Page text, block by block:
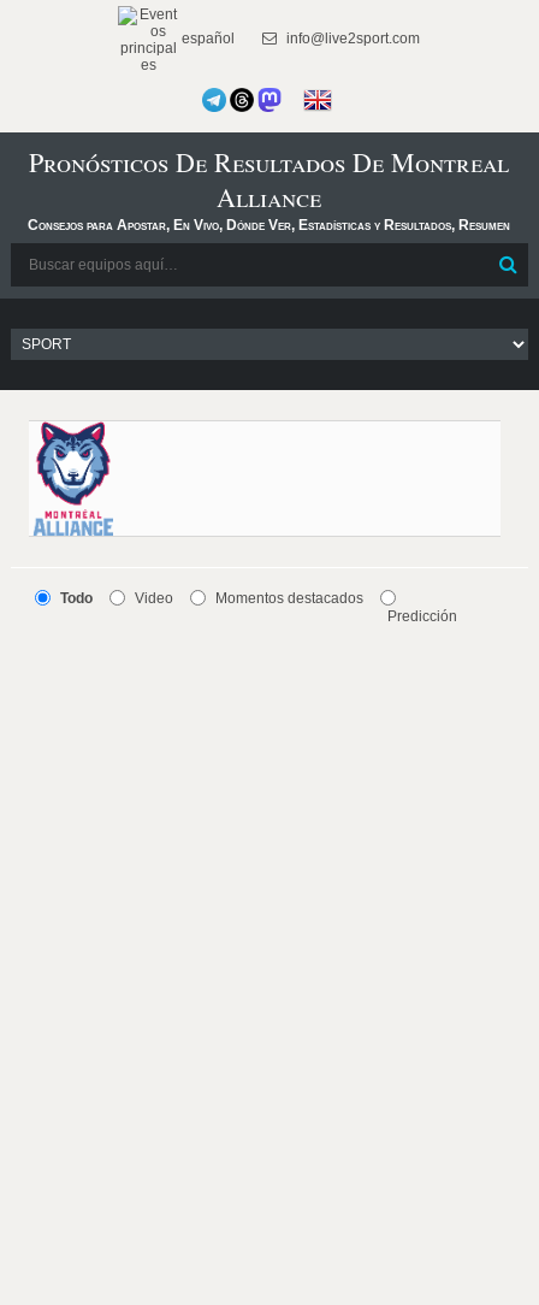
español info@live2sport.com
Pronósticos De Resultados De Montreal
Alliance
Consejos para Apostar, En Vivo, Dónde Ver, Estadísticas y Resultados, Resumen
Todo Video
Momentos destacados
Predicción